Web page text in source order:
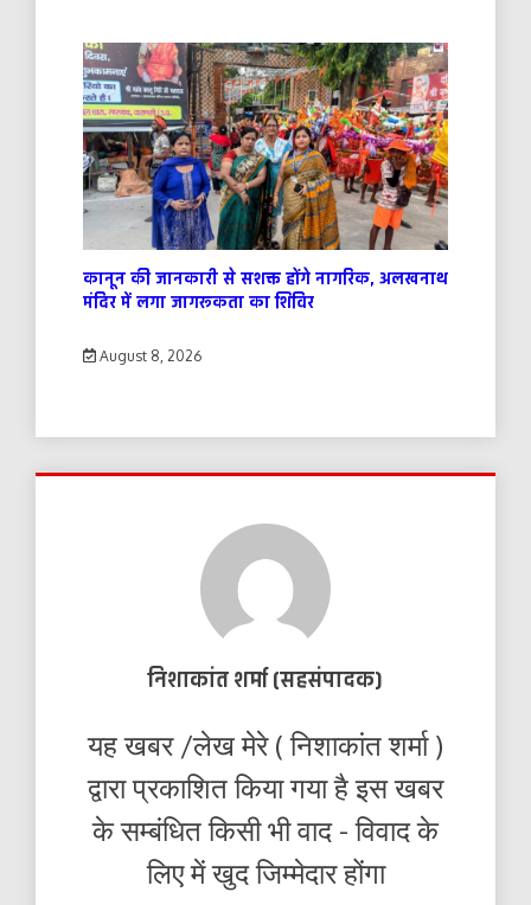
कानून की जानकारी से सशक्त होंगे नागरिक, अलखनाथ
मंदिर में लगा जागरूकता का शिविर
August 8, 2026
निशाकांत शर्मा (सहसंपादक)
यह खबर /लेख मेरे ( निशाकांत शर्मा )
द्वारा प्रकाशित किया गया है इस खबर
के सम्बंधित किसी भी वाद - विवाद के
लिए में खुद जिम्मेदार होंगा